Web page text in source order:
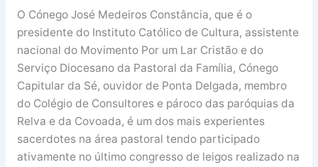
O Cónego José Medeiros Constância, que é o
presidente do Instituto Católico de Cultura, assistente
nacional do Movimento Por um Lar Cristão e do
Serviço Diocesano da Pastoral da Família, Cónego
Capitular da Sé, ouvidor de Ponta Delgada, membro
do Colégio de Consultores e pároco das paróquias da
Relva e da Covoada, é um dos mais experientes
sacerdotes na área pastoral tendo participado
ativamente no último congresso de leigos realizado na